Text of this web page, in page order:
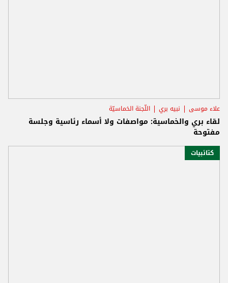
علاء موسى نبيه بري اللّجنة الخماسيّة
لقاء بري والخماسية: مواصفات ولا أسماء رئاسية وجلسة
مفتوحة
كتائبيات